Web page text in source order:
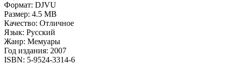
Формат: DJVU
Размер: 4.5 MB
Качество: Отличное
Язык: Русский
Жанр: Мемуары
Год издания: 2007
ISBN: 5-9524-3314-6